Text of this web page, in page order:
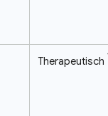
Therapeutisch